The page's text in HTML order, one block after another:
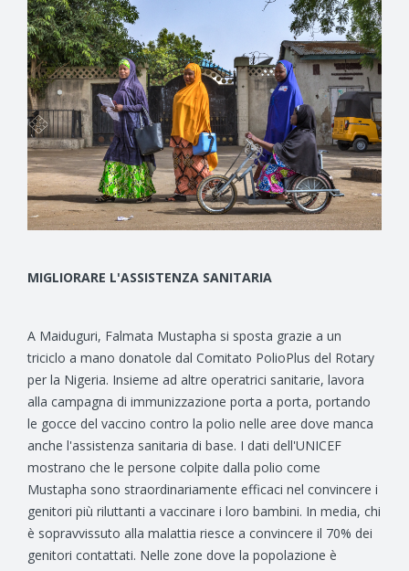
MIGLIORARE L'ASSISTENZA SANITARIA
A Maiduguri, Falmata Mustapha si sposta grazie a un
triciclo a mano donatole dal Comitato PolioPlus del Rotary
per la Nigeria. Insieme ad altre operatrici sanitarie, lavora
alla campagna di immunizzazione porta a porta, portando
le gocce del vaccino contro la polio nelle aree dove manca
anche l'assistenza sanitaria di base. I dati dell'UNICEF
mostrano che le persone colpite dalla polio come
Mustapha sono straordinariamente efficaci nel convincere i
genitori più riluttanti a vaccinare i loro bambini. In media, chi
è sopravvissuto alla malattia riesce a convincere il 70% dei
genitori contattati. Nelle zone dove la popolazione è